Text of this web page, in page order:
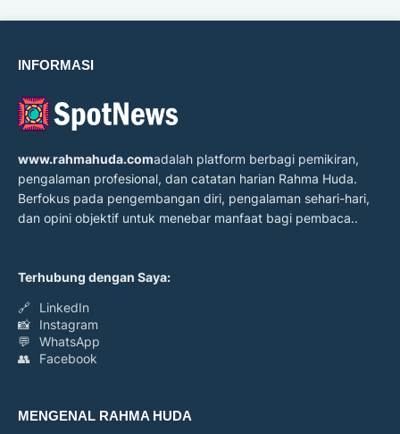
INFORMASI
www.rahmahuda.comadalah platform berbagi pemikiran,
pengalaman profesional, dan catatan harian Rahma Huda.
Berfokus pada pengembangan diri, pengalaman sehari-hari,
dan opini objektif untuk menebar manfaat bagi pembaca..
Terhubung dengan Saya:
🔗
LinkedIn
📸
Instagram
💬
WhatsApp
👥
Facebook
MENGENAL RAHMA HUDA